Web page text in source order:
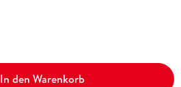
In den Warenkorb